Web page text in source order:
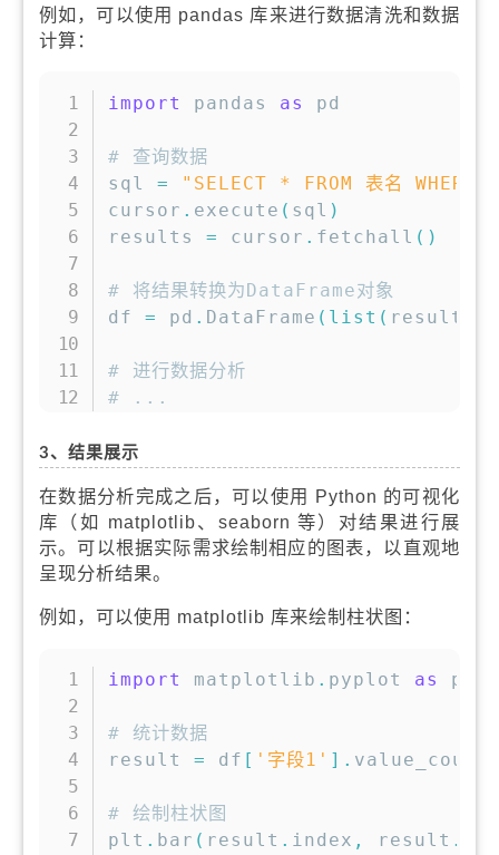
例如，可以使用 pandas 库来进行数据清洗和数据
计算：
import pandas as pd
# 查询数据
sql =
"SELECT * FROM 表名 WHERE
cursor . execute ( sql )
results = cursor . fetchall ( )
# 将结果转换为DataFrame对象
df = pd . DataFrame ( list ( results
# 进行数据分析
# ...
3、结果展示
在数据分析完成之后，可以使用 Python 的可视化
库（如 matplotlib、seaborn 等）对结果进行展
示。可以根据实际需求绘制相应的图表，以直观地
呈现分析结果。
例如，可以使用 matplotlib 库来绘制柱状图：
import matplotlib . pyplot as plt
# 统计数据
result = df [ '字段1' ] .
# 绘制柱状图
plt . bar ( result . index , result .